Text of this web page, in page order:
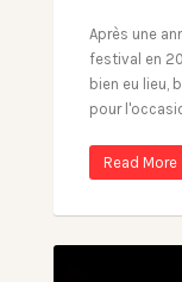
Après une
festival en
bien eu lieu,
pour
Read More